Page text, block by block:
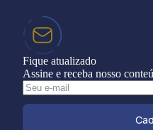
Fique atualizado
Assine e receba nosso